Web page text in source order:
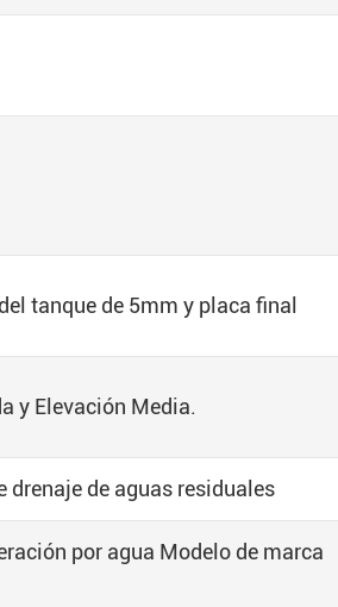
tanque de 5mm y placa final
y Elevación Media.
de aguas residuales
por agua Modelo de marca